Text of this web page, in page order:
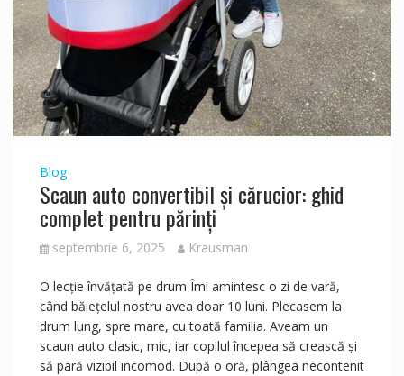
Blog
Scaun auto convertibil și cărucior: ghid
complet pentru părinți
septembrie 6, 2025 Krausman
O lecție învățată pe drum Îmi amintesc o zi de vară,
când băiețelul nostru avea doar 10 luni. Plecasem la
drum lung, spre mare, cu toată familia. Aveam un
scaun auto clasic, mic, iar copilul începea să crească și
să pară vizibil incomod. După o oră, plângea necontenit